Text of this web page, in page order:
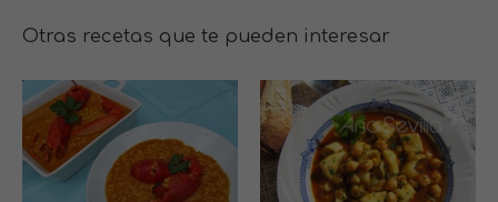
Otras recetas que te pueden interesar